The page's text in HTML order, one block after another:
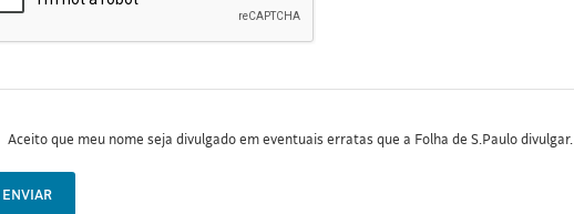
Aceito que meu nome seja divulgado em eventuais erratas que a Folha de S.Paulo divulgar.
ENVIAR